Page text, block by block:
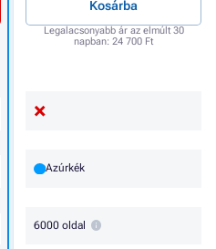
Kosárba
Legalacsonyabb ár az elmúlt 30
napban: 24 700 Ft
Azúrkék
6000 oldal